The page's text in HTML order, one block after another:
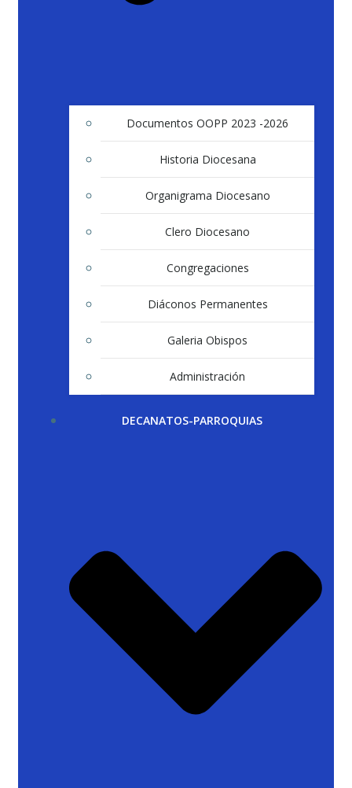
Documentos OOPP 2023 -2026
Historia Diocesana
Organigrama Diocesano
Clero Diocesano
Congregaciones
Diáconos Permanentes
Galeria Obispos
Administración
DECANATOS-PARROQUIAS